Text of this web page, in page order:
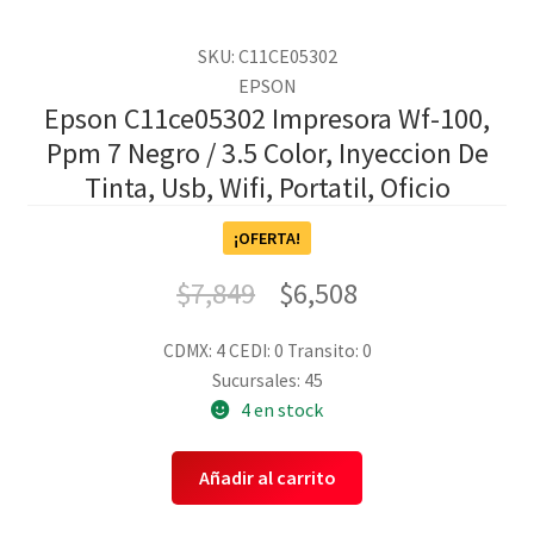
SKU: C11CE05302
EPSON
Epson C11ce05302 Impresora Wf-100,
Ppm 7 Negro / 3.5 Color, Inyeccion De
Tinta, Usb, Wifi, Portatil, Oficio
¡OFERTA!
$7,849 $6,508
CDMX: 4CEDI: 0 Transito: 0
Sucursales: 45
4 en stock
Añadir al carrito